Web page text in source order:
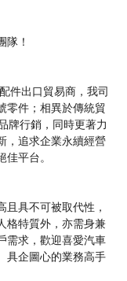
！
件出口貿易商，我司
零件；相異於傳統貿
牌行銷，同時更著力
，追求企業永續經營
平台。
具不可被取代性，
格特質外，亦需身兼
需求，歡迎喜愛汽車
具企圖心的業務高手